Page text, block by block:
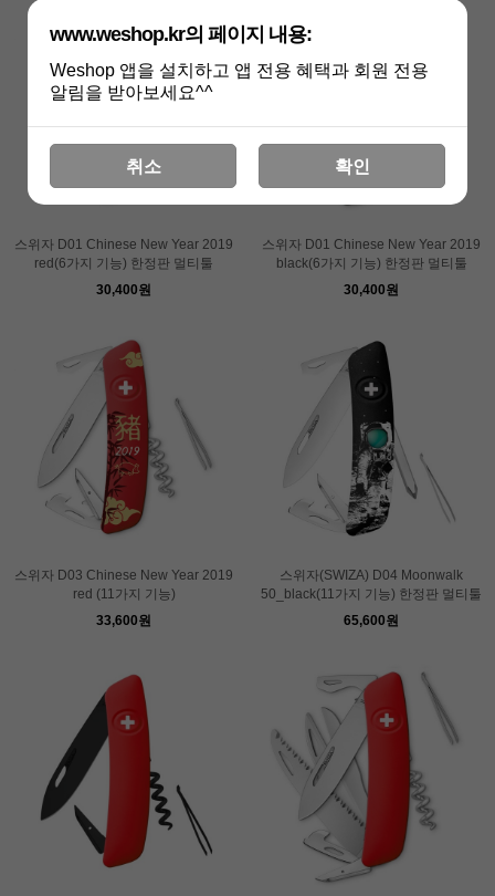
스위자 D01 Chinese New Year 2019
red(6가지 기능) 한정판 멀티툴
30,400원
스위자 D01 Chinese New Year 2019
black(6가지 기능) 한정판 멀티툴
30,400원
스위자 D03 Chinese New Year 2019
red (11가지 기능)
33,600원
스위자(SWIZA) D04 Moonwalk
50_black(11가지 기능) 한정판 멀티툴
65,600원
www.weshop.kr의 페이지 내용:
Weshop 앱을 설치하고 앱 전용 혜택과 회원 전용
알림을 받아보세요^^
취소 확인